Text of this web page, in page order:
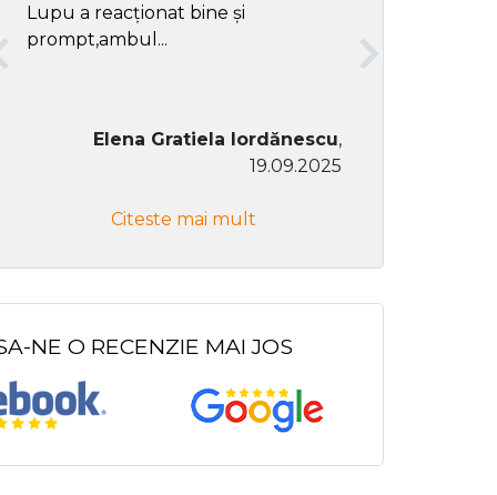
Lupu a reacționat bine și
prompt,ambul...
Elena Gratiela Iordănescu,
19.09.2025
Citeste mai mult
NE O RECENZIE MAI JOS